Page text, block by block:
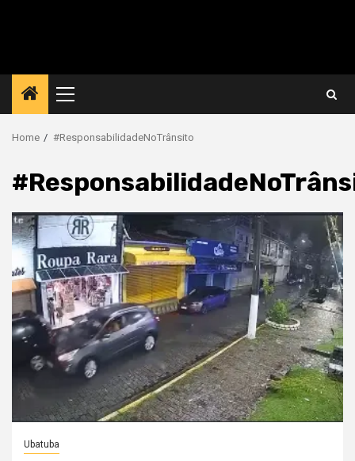
Primary
Menu
Home #ResponsabilidadeNoTrânsito
Ubatuba